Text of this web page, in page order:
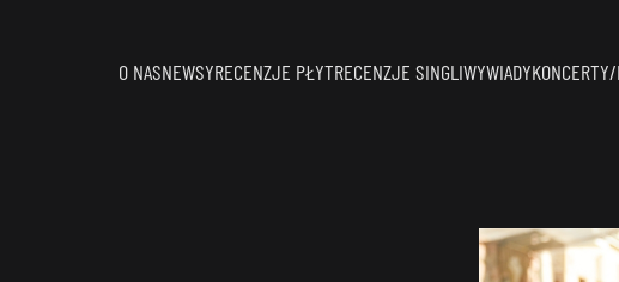
O NASNEWSYRECENZJE PŁYTRECENZJE SINGLIWYWIADY